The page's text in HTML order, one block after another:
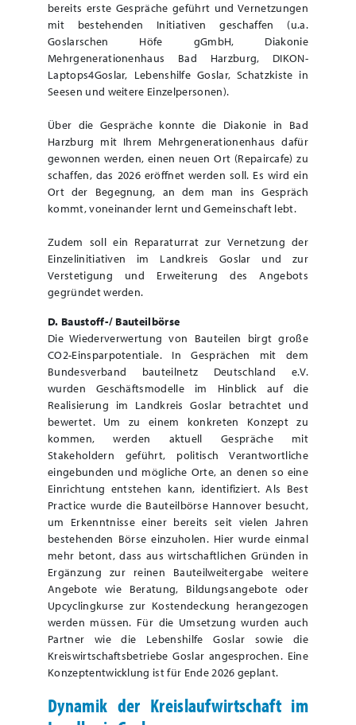
bereits erste Gespräche geführt und Vernetzungen
mit bestehenden Initiativen geschaffen (u.a.
Goslarschen Höfe gGmbH, Diakonie
Mehrgenerationenhaus Bad Harzburg, DIKON-
Laptops4Goslar, Lebenshilfe Goslar, Schatzkiste in
Seesen und weitere Einzelpersonen).
Über die Gespräche konnte die Diakonie in Bad
Harzburg mit Ihrem Mehrgenerationenhaus dafür
gewonnen werden, einen neuen Ort (Repaircafe) zu
schaffen, das 2026 eröffnet werden soll. Es wird ein
Ort der Begegnung, an dem man ins Gespräch
kommt, voneinander lernt und Gemeinschaft lebt.
Zudem soll ein Reparaturrat zur Vernetzung der
Einzelinitiativen im Landkreis Goslar und zur
Verstetigung und Erweiterung des Angebots
gegründet werden.
D. Baustoff-/ Bauteilbörse
Die Wiederverwertung von Bauteilen birgt große
CO2-Einsparpotentiale. In Gesprächen mit dem
Bundesverband bauteilnetz Deutschland e.V.
wurden Geschäftsmodelle im Hinblick auf die
Realisierung im Landkreis Goslar betrachtet und
bewertet. Um zu einem konkreten Konzept zu
kommen, werden aktuell Gespräche mit
Stakeholdern geführt, politisch Verantwortliche
eingebunden und mögliche Orte, an denen so eine
Einrichtung entstehen kann, identifiziert. Als Best
Practice wurde die Bauteilbörse Hannover besucht,
um Erkenntnisse einer bereits seit vielen Jahren
bestehenden Börse einzuholen. Hier wurde einmal
mehr betont, dass aus wirtschaftlichen Gründen in
Ergänzung zur reinen Bauteilweitergabe weitere
Angebote wie Beratung, Bildungsangebote oder
Upcyclingkurse zur Kostendeckung herangezogen
werden müssen. Für die Umsetzung wurden auch
Partner wie die Lebenshilfe Goslar sowie die
Kreiswirtschaftsbetriebe Goslar angesprochen. Eine
Konzeptentwicklung ist für Ende 2026 geplant.
Dynamik der Kreislaufwirtschaft im